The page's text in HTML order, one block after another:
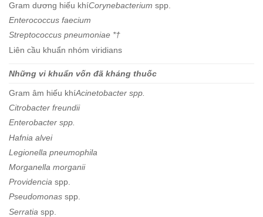
Gram dương hiếu khíCorynebacterium spp.
Enterococcus faecium
Streptococcus pneumoniae *†
Liên cầu khuẩn nhóm viridians
Những vi khuẩn vốn đã kháng thuốc
Gram âm hiếu khíAcinetobacter spp.
Citrobacter freundii
Enterobacter spp.
Hafnia alvei
Legionella pneumophila
Morganella morganii
Providencia spp.
Pseudomonas spp.
Serratia spp.